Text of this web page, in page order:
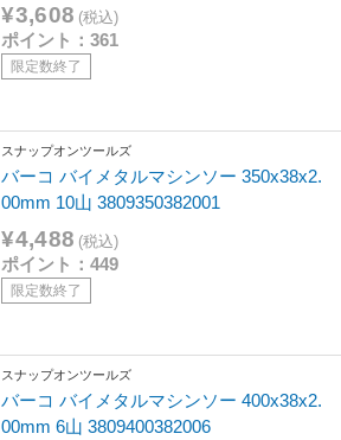
¥3,608 (税込)
ポイント：361
限定数終了
スナップオンツールズ
バーコ バイメタルマシンソー 350x38x2.
00mm 10山 3809350382001
¥4,488 (税込)
ポイント：449
限定数終了
スナップオンツールズ
バーコ バイメタルマシンソー 400x38x2.
00mm 6山 3809400382006